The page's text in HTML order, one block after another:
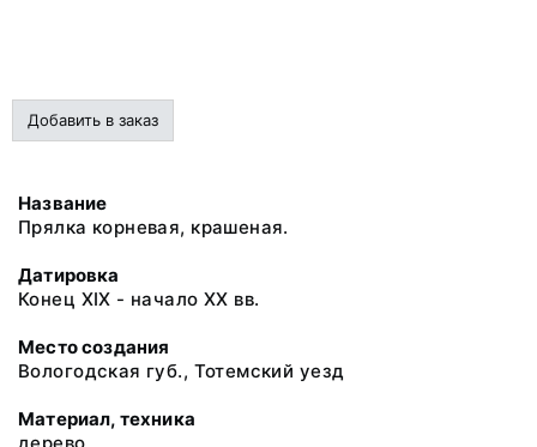
Добавить в заказ
Название
Прялка корневая, крашеная.
Датировка
Конец XIX - начало XX вв.
Место создания
Вологодская губ., Тотемский уезд
Материал, техника